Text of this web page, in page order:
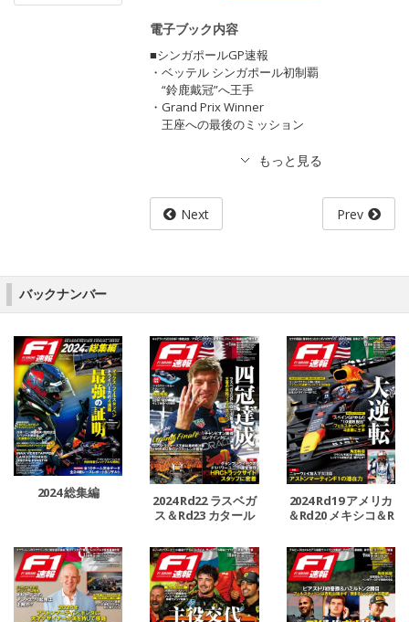
電子ブック内容
■シンガポールGP速報
・ベッテル シンガポール初制覇
“鈴鹿戴冠”へ王手
・Grand Prix Winner
王座への最後のミッション
Next Prev
バックナンバー
2024 総集編
2024 Rd22 ラスベガ
ス＆Rd23 カタール
＆Rd24 アブダビGP
号
2024 Rd19 アメリカ
＆Rd20 メキシコ＆R
d21 ブラジルGP号